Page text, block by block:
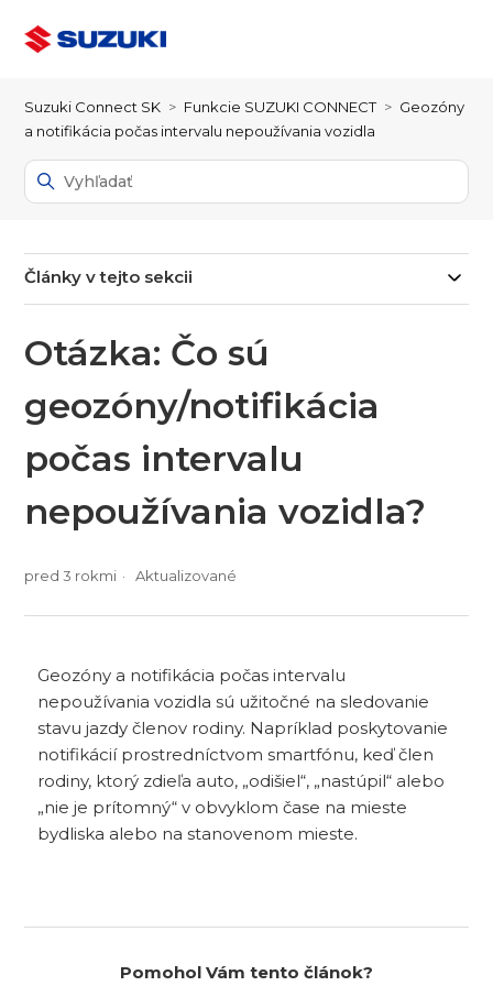
Suzuki Connect SK Funkcie SUZUKI CONNECT
Geozóny
a notifikácia počas intervalu nepoužívania vozidla
Články v tejto sekcii
Otázka: Čo sú
geozóny/notifikácia
počas intervalu
nepoužívania vozidla?
pred 3 rokmi Aktualizované
Geozóny a notifikácia počas intervalu
nepoužívania vozidla sú užitočné na sledovanie
stavu jazdy členov rodiny. Napríklad poskytovanie
notifikácií prostredníctvom smartfónu, keď člen
rodiny, ktorý zdieľa auto, „odišiel“, „nastúpil“ alebo
„nie je prítomný“ v obvyklom čase na mieste
bydliska alebo na stanovenom mieste.
Pomohol Vám tento článok?